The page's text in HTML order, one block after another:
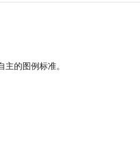
的图例标准。